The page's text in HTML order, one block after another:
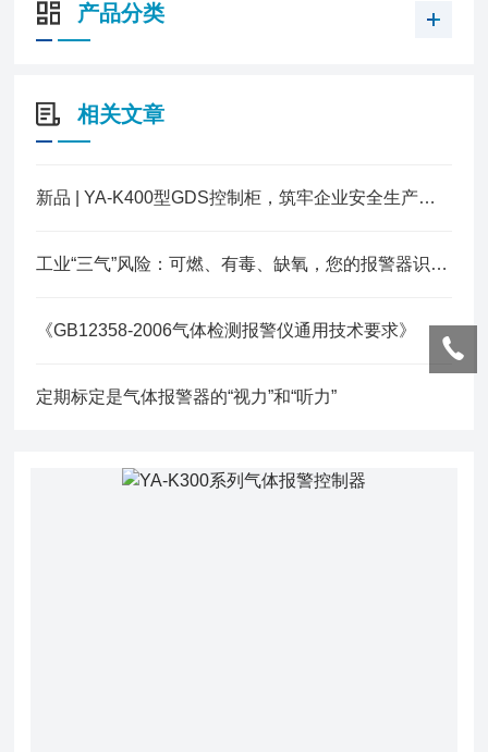
产品分类
相关文章
新品 | YA-K400型GDS控制柜，筑牢企业安全生产防护网！
工业“三气”风险：可燃、有毒、缺氧，您的报警器识别对了吗？
《GB12358-2006气体检测报警仪通用技术要求》
定期标定是气体报警器的“视力”和“听力”